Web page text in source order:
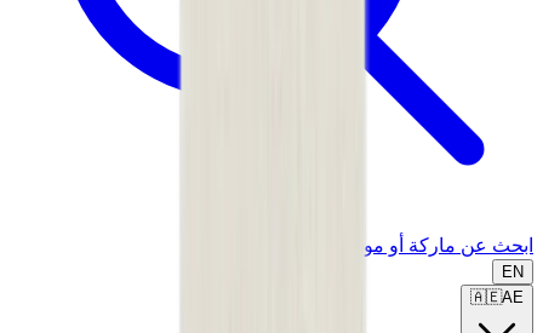
ابحث عن ماركة أو موديل...
EN
🇦🇪AE